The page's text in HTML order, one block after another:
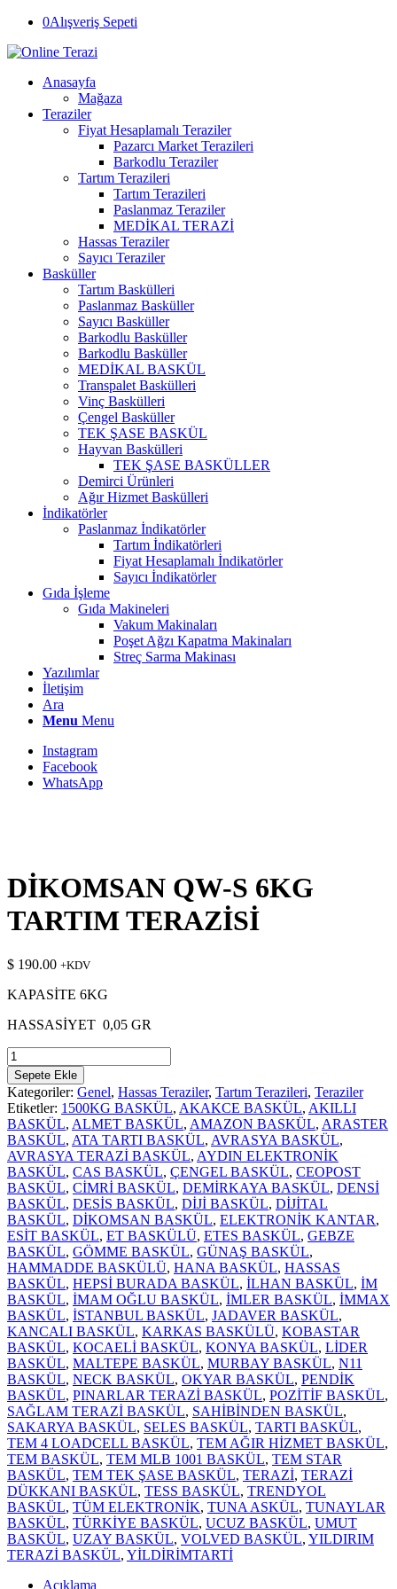
0Alışveriş Sepeti
Anasayfa
Mağaza
Teraziler
Fiyat Hesaplamalı Teraziler
Pazarcı Market Terazileri
Barkodlu Teraziler
Tartım Terazileri
Tartım Terazileri
Paslanmaz Teraziler
MEDİKAL TERAZİ
Hassas Teraziler
Sayıcı Teraziler
Basküller
Tartım Baskülleri
Paslanmaz Basküller
Sayıcı Basküller
Barkodlu Basküller
Barkodlu Basküller
MEDİKAL BASKÜL
Transpalet Baskülleri
Vinç Baskülleri
Çengel Basküller
TEK ŞASE BASKÜL
Hayvan Baskülleri
TEK ŞASE BASKÜLLER
Demirci Ürünleri
Ağır Hizmet Baskülleri
İndikatörler
Paslanmaz İndikatörler
Tartım İndikatörleri
Fiyat Hesaplamalı İndikatörler
Sayıcı İndikatörler
Gıda İşleme
Gıda Makineleri
Vakum Makinaları
Poşet Ağzı Kapatma Makinaları
Streç Sarma Makinası
Yazılımlar
İletişim
Ara
Menu Menu
Instagram
Facebook
WhatsApp
DİKOMSAN QW-S 6KG
TARTIM TERAZİSİ
$ 190.00 +KDV
KAPASİTE 6KG
HASSASİYET 0,05 GR
DİKOMSAN
QW-
S
6KG
TARTIM
TERAZİSİ
adet
Sepete Ekle
Kategoriler: Genel, Hassas Teraziler, Tartım Terazileri, Teraziler
Etiketler: 1500KG BASKÜL, AKAKCE BASKÜL, AKILLI
BASKÜL, ALMET BASKÜL, AMAZON BASKÜL, ARASTER
BASKÜL, ATA TARTI BASKÜL, AVRASYA BASKÜL,
AVRASYA TERAZİ BASKÜL, AYDIN ELEKTRONİK
BASKÜL, CAS BASKÜL, ÇENGEL BASKÜL, CEOPOST
BASKÜL, CİMRİ BASKÜL, DEMİRKAYA BASKÜL, DENSİ
BASKÜL, DESİS BASKÜL, DİJİ BASKÜL, DİJİTAL
BASKÜL, DİKOMSAN BASKÜL, ELEKTRONİK KANTAR,
ESİT BASKÜL, ET BASKÜLÜ, ETES BASKÜL, GEBZE
BASKÜL, GÖMME BASKÜL, GÜNAŞ BASKÜL,
HAMMADDE BASKÜLÜ, HANA BASKÜL, HASSAS
BASKÜL, HEPSİ BURADA BASKÜL, İLHAN BASKÜL, İM
BASKÜL, İMAM OĞLU BASKÜL, İMLER BASKÜL, İMMAX
BASKÜL, İSTANBUL BASKÜL, JADAVER BASKÜL,
KANCALI BASKÜL, KARKAS BASKÜLÜ, KOBASTAR
BASKÜL, KOCAELİ BASKÜL, KONYA BASKÜL, LİDER
BASKÜL, MALTEPE BASKÜL, MURBAY BASKÜL, N11
BASKÜL, NECK BASKÜL, OKYAR BASKÜL, PENDİK
BASKÜL, PINARLAR TERAZİ BASKÜL, POZİTİF BASKÜL,
SAĞLAM TERAZİ BASKÜL, SAHİBİNDEN BASKÜL,
SAKARYA BASKÜL, SELES BASKÜL, TARTI BASKÜL,
TEM 4 LOADCELL BASKÜL, TEM AĞIR HİZMET BASKÜL,
TEM BASKÜL, TEM MLB 1001 BASKÜL, TEM STAR
BASKÜL, TEM TEK ŞASE BASKÜL, TERAZİ, TERAZİ
DÜKKANI BASKÜL, TESS BASKÜL, TRENDYOL
BASKÜL, TÜM ELEKTRONİK, TUNA ASKÜL, TUNAYLAR
BASKÜL, TÜRKİYE BASKÜL, UCUZ BASKÜL, UMUT
BASKÜL, UZAY BASKÜL, VOLVED BASKÜL, YILDIRIM
TERAZİ BASKÜL, YİLDİRİMTARTİ
Açıklama